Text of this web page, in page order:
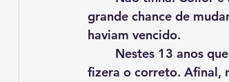
grande chance de
haviam vencido.
fizera o correto. Afinal,